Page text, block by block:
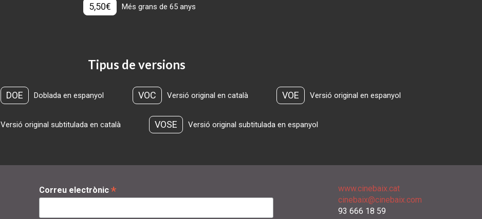
5,50€ Més grans de 65 anys
Tipus de versions
DOE Doblada en espanyol VOC Versió original en català VOE Versió original en espanyol
Versió original subtitulada en català VOSE Versió original subtitulada en espanyol
Correu electrònic *
www.cinebaix.cat
cinebaix@cinebaix.com
93 666 18 59